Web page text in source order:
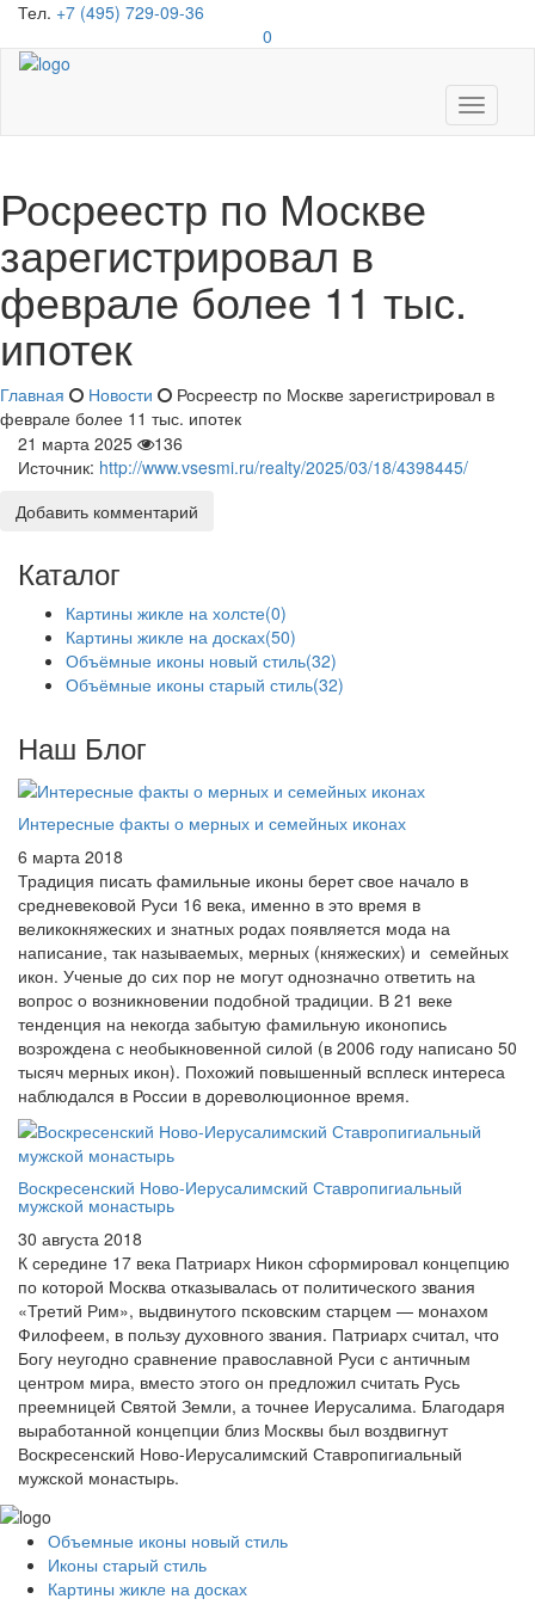
Тел. +7 (495) 729-09-36
0
Toggle
Росреестр по Москве
зарегистрировал в
феврале более 11 тыс.
ипотек
Главная Новости
Росреестр по Москве зарегистрировал в
феврале более 11 тыс. ипотек
21 марта 2025
136
Источник: http://www.vsesmi.ru/realty/2025/03/18/4398445/
Добавить комментарий
Каталог
Картины жикле на холсте(0)
Картины жикле на досках(50)
Объёмные иконы новый стиль(32)
Объёмные иконы старый стиль(32)
Наш Блог
Интересные факты о мерных и семейных иконах
6 марта 2018
Традиция писать фамильные иконы берет свое начало в
средневековой Руси 16 века, именно в это время в
великокняжеских и знатных родах появляется мода на
написание, так называемых, мерных (княжеских) и семейных
икон. Ученые до сих пор не могут однозначно ответить на
вопрос о возникновении подобной традиции. В 21 веке
тенденция на некогда забытую фамильную иконопись
возрождена с необыкновенной силой (в 2006 году написано 50
тысяч мерных икон). Похожий повышенный всплеск интереса
наблюдался в России в дореволюционное время.
Воскресенский Ново-Иерусалимский Ставропигиальный
мужской монастырь
30 августа 2018
К середине 17 века Патриарх Никон сформировал концепцию
по которой Москва отказывалась от политического звания
«Третий Рим», выдвинутого псковским старцем — монахом
Филофеем, в пользу духовного звания. Патриарх считал, что
Богу неугодно сравнение православной Руси с античным
центром мира, вместо этого он предложил считать Русь
преемницей Святой Земли, а точнее Иерусалима. Благодаря
выработанной концепции близ Москвы был воздвигнут
Воскресенский Ново-Иерусалимский Ставропигиальный
мужской монастырь.
Объемные иконы новый стиль
Иконы старый стиль
Картины жикле на досках